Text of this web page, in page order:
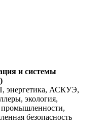
и системы
АСКУЭ,
экология,
промышленности,
безопасность